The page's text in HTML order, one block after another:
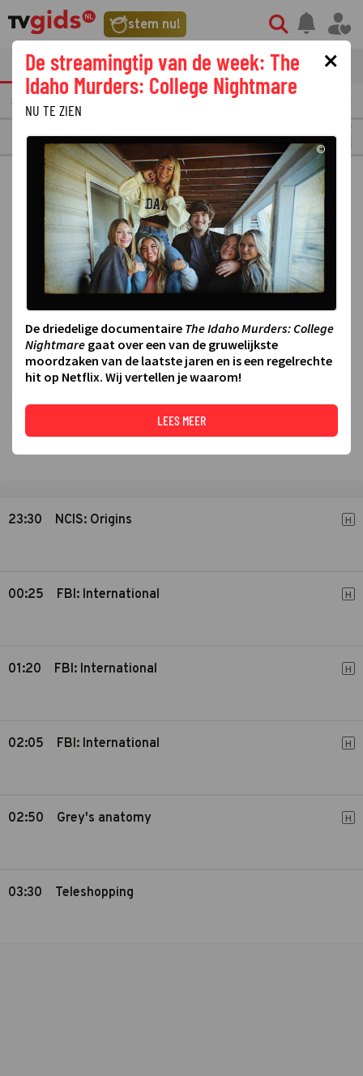
stem nu!
tvgids streaming nieuws
11 WOENSDAG
PLAY5
23:30 NCIS: Origins H
00:25 FBI: International H
01:20 FBI: International H
02:05 FBI: International H
02:50 Grey's anatomy H
03:30 Teleshopping
×
De streamingtip van de week: The
Idaho Murders: College Nightmare
NU TE ZIEN
©
De driedelige documentaire The Idaho Murders: College
Nightmare gaat over een van de gruwelijkste
moordzaken van de laatste jaren en is een regelrechte
hit op Netflix. Wij vertellen je waarom!
LEES MEER